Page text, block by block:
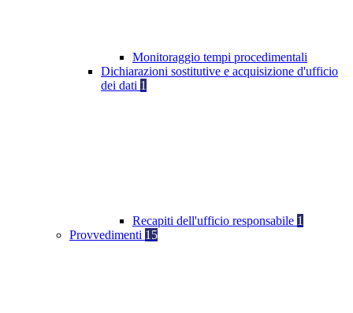
Monitoraggio tempi procedimentali
Dichiarazioni sostitutive e acquisizione d'ufficio
dei dati 1
Recapiti dell'ufficio responsabile 1
Provvedimenti 15